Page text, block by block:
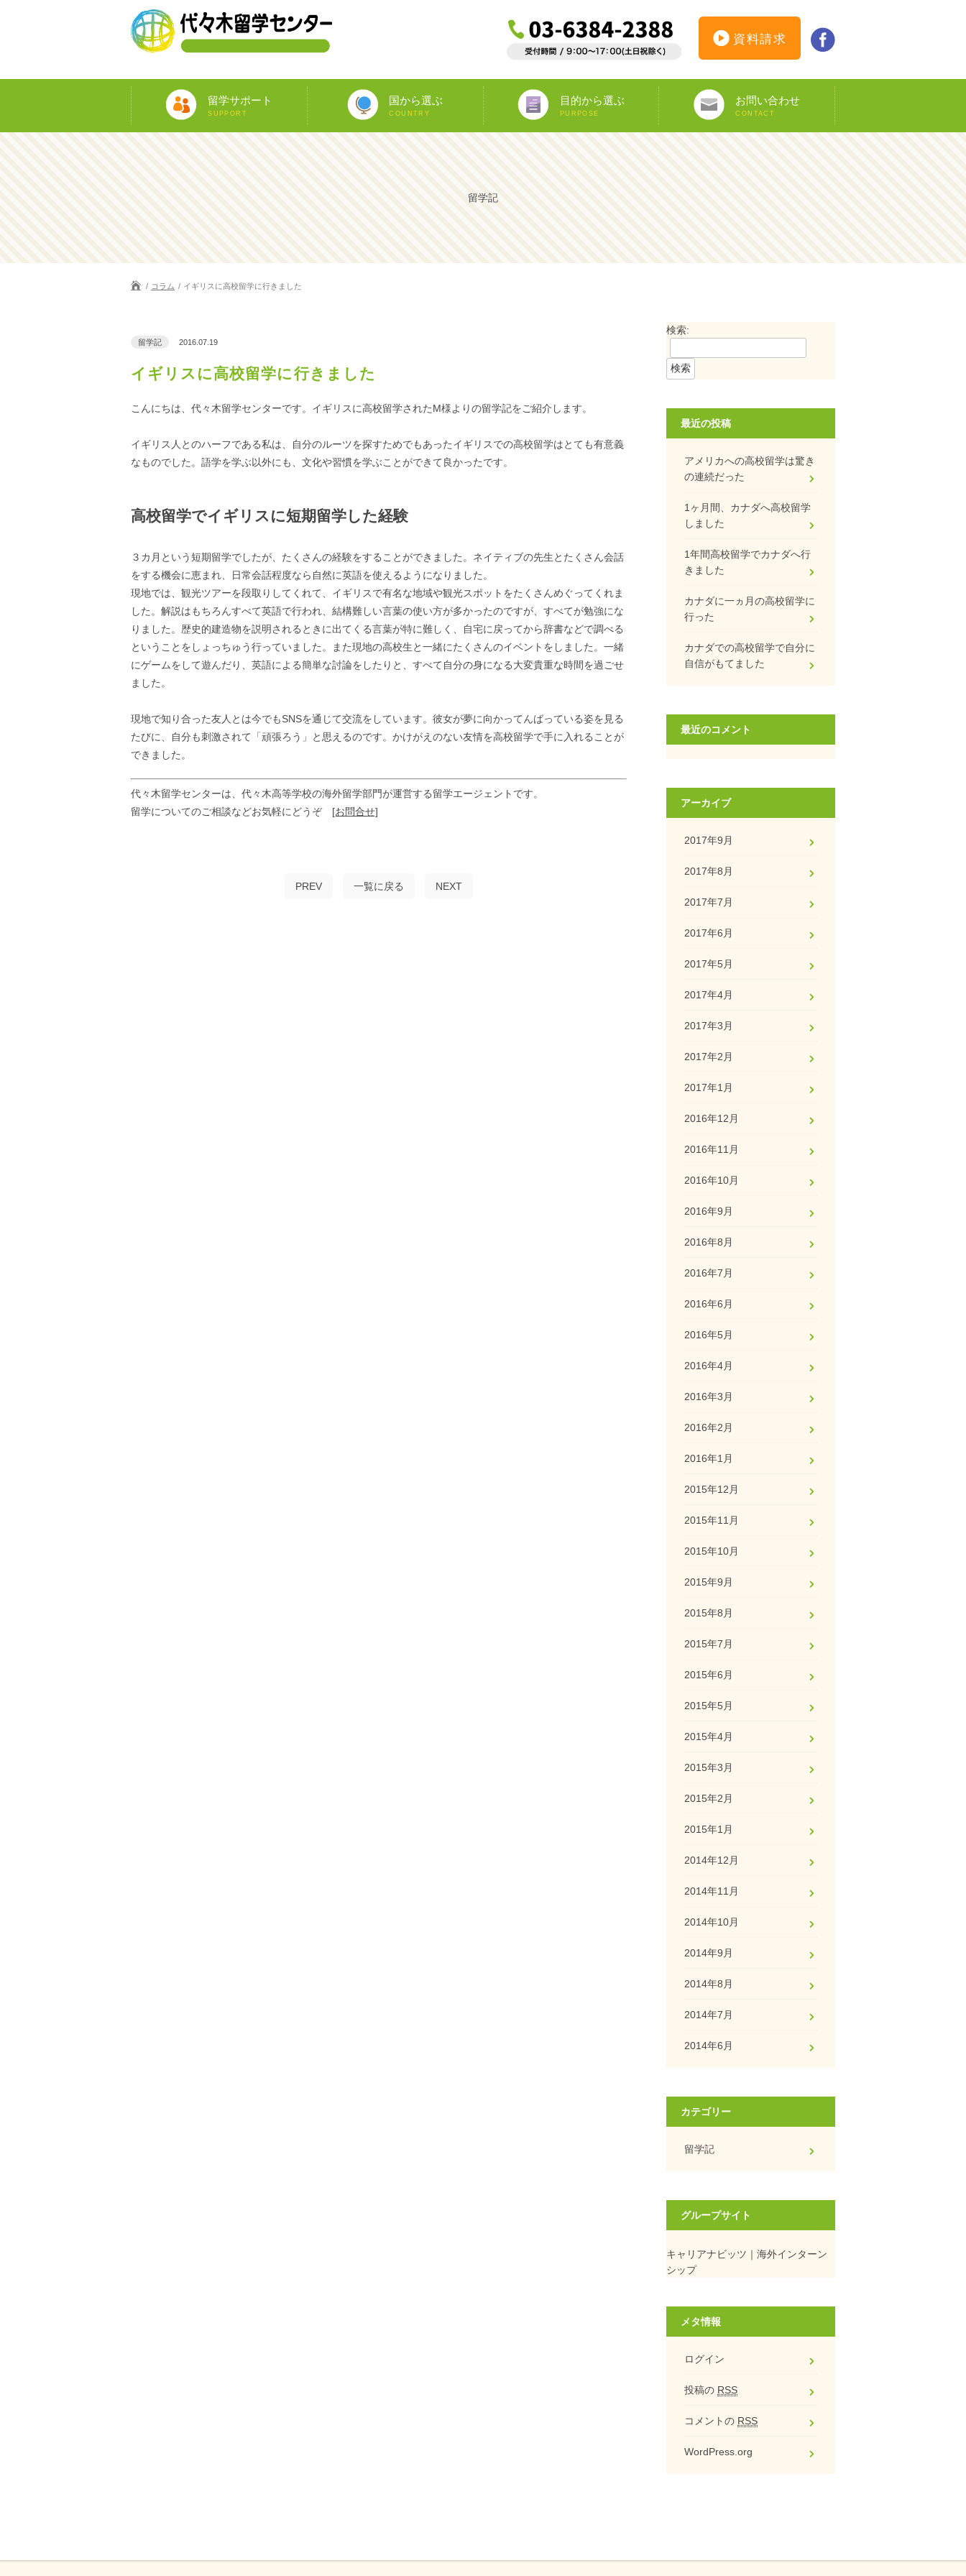
資料請求
留学サポート
SUPPORT
国から選ぶ
COUNTRY
アメリカ
カナダ
オーストラリア
ニュージーランド
イギリス
アイルランド
マルタ
イタリア
スペイン
フランス
ドイツ
南アフリカ
目的から選ぶ
PURPOSE
語学留学
教師宅ホームステイ
中学/高校正規留学
大学正規留学
専門留学
語学プラスα
海外ボランティア
海外インターンシップ
オペア
ワーキングホリデー
お問い合わせ
CONTACT
カウンセリング予約
資料請求
オンライン申し込み
インターンシップ仮登録
ビザ申請サポート
DS-160
留学記
コラム イギリスに高校留学に行きました
留学記 2016.07.19
イギリスに高校留学に行きました
こんにちは、代々木留学センターです。イギリスに高校留学されたM様よりの留学記をご紹介します。
イギリス人とのハーフである私は、自分のルーツを探すためでもあったイギリスでの高校留学はとても有意義
なものでした。語学を学ぶ以外にも、文化や習慣を学ぶことができて良かったです。
高校留学でイギリスに短期留学した経験
３カ月という短期留学でしたが、たくさんの経験をすることができました。ネイティブの先生とたくさん会話
をする機会に恵まれ、日常会話程度なら自然に英語を使えるようになりました。
現地では、観光ツアーを段取りしてくれて、イギリスで有名な地域や観光スポットをたくさんめぐってくれま
した。解説はもちろんすべて英語で行われ、結構難しい言葉の使い方が多かったのですが、すべてが勉強にな
りました。歴史的建造物を説明されるときに出てくる言葉が特に難しく、自宅に戻ってから辞書などで調べる
ということをしょっちゅう行っていました。また現地の高校生と一緒にたくさんのイベントをしました。一緒
にゲームをして遊んだり、英語による簡単な討論をしたりと、すべて自分の身になる大変貴重な時間を過ごせ
ました。
現地で知り合った友人とは今でもSNSを通じて交流をしています。彼女が夢に向かってんばっている姿を見る
たびに、自分も刺激されて「頑張ろう」と思えるのです。かけがえのない友情を高校留学で手に入れることが
できました。
代々木留学センターは、代々木高等学校の海外留学部門が運営する留学エージェントです。
留学についてのご相談などお気軽にどうぞ [お問合せ]
PREV 一覧に戻る NEXT
検索:
最近の投稿
アメリカへの高校留学は驚き
の連続だった
1ヶ月間、カナダへ高校留学
しました
1年間高校留学でカナダへ行
きました
カナダに一ヵ月の高校留学に
行った
カナダでの高校留学で自分に
自信がもてました
最近のコメント
アーカイブ
2017年9月
2017年8月
2017年7月
2017年6月
2017年5月
2017年4月
2017年3月
2017年2月
2017年1月
2016年12月
2016年11月
2016年10月
2016年9月
2016年8月
2016年7月
2016年6月
2016年5月
2016年4月
2016年3月
2016年2月
2016年1月
2015年12月
2015年11月
2015年10月
2015年9月
2015年8月
2015年7月
2015年6月
2015年5月
2015年4月
2015年3月
2015年2月
2015年1月
2014年12月
2014年11月
2014年10月
2014年9月
2014年8月
2014年7月
2014年6月
カテゴリー
留学記
グループサイト
キャリアナビッツ｜海外インターン
シップ
メタ情報
ログイン
投稿の RSS
コメントの RSS
WordPress.org